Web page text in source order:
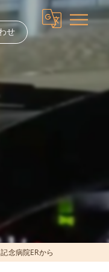
せ
念病院ERから